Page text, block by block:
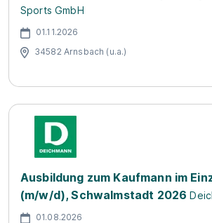
Sports GmbH
01.11.2026
34582 Arnsbach (u.a.)
Ausbildung zum Kaufmann im
(m/w/d), Schwalmstadt 2026
01.08.2026